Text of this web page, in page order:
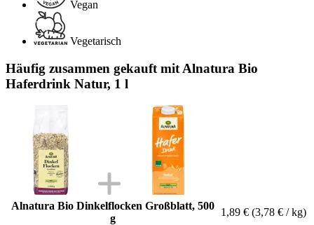
Vegan
Vegetarisch
Häufig zusammen gekauft mit Alnatura Bio
Haferdrink Natur, 1 l
Alnatura Bio Dinkelflocken Großblatt, 500
g
1,89 € (3,78 € / kg)